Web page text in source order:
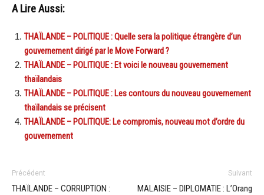
A Lire Aussi:
THAÏLANDE – POLITIQUE : Quelle sera la politique étrangère d’un
gouvernement dirigé par le Move Forward ?
THAÏLANDE – POLITIQUE : Et voici le nouveau gouvernement
thaïlandais
THAÏLANDE – POLITIQUE : Les contours du nouveau gouvernement
thaïlandais se précisent
THAÏLANDE – POLITIQUE: Le compromis, nouveau mot d’ordre du
gouvernement
Précédent
THAÏLANDE – CORRUPTION :
Suivant
MALAISIE – DIPLOMATIE : L’Orang